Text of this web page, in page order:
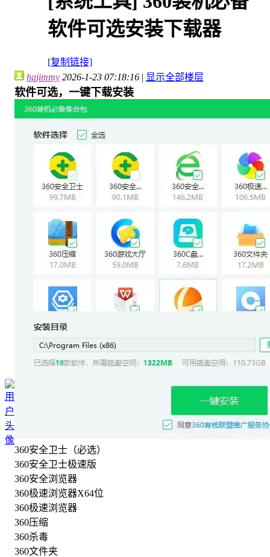
软件可选安装下载器
[复制链接]
hqjimmy 2026-1-23 07:18:16 | 显示全部楼层
软件可选，一键下载安装
360安全卫士（必选）
360安全卫士极速版
360安全浏览器
360极速浏览器X64位
360极速浏览器
360压缩
360杀毒
360文件夹